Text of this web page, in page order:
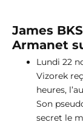
James
Armanet
Lundi 22
Vizorek
heures,
Son
secret le